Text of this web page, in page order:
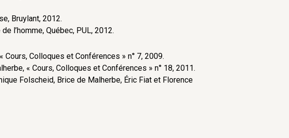
Bruylant, 2012.
l’homme, Québec, PUL, 2012.
Cours, Colloques et Conférences » n° 7, 2009.
« Cours, Colloques et Conférences » n° 18, 2011.
Folscheid, Brice de Malherbe, Éric Fiat et Florence